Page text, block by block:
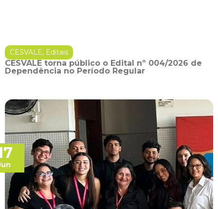
CESVALE, Editais
CESVALE torna público o Edital nº 004/2026 de
Dependência no Período Regular